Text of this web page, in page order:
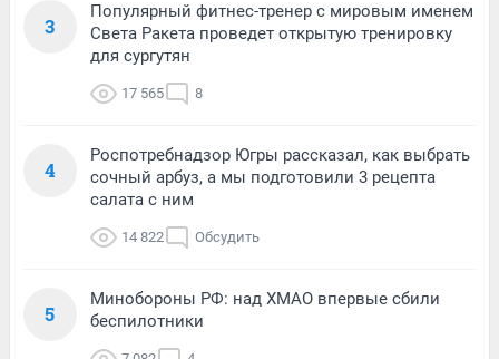
3
Популярный фитнес-тренер с мировым именем
Света Ракета проведет открытую тренировку
для сургутян
17 565 8
4
Роспотребнадзор Югры рассказал, как выбрать
сочный арбуз, а мы подготовили 3 рецепта
салата с ним
14 822 Обсудить
5
Минобороны РФ: над ХМАО впервые сбили
беспилотники